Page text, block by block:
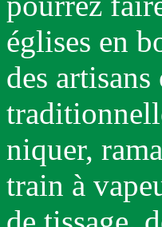
églises en
des
niquer,
train à